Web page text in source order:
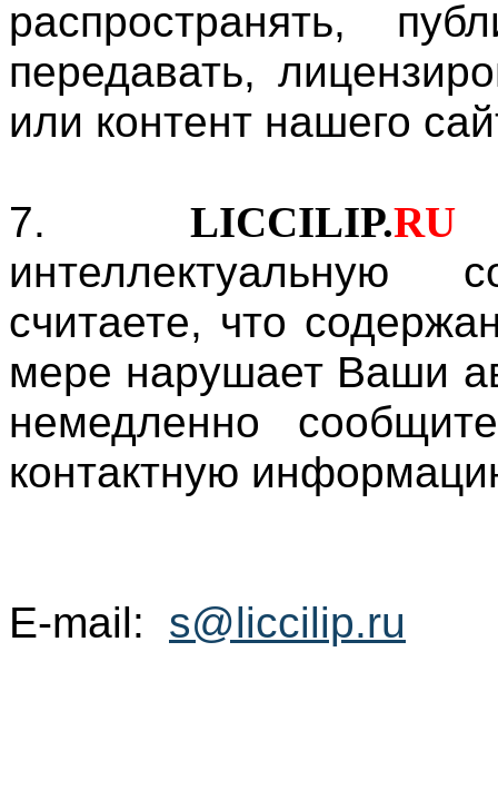
распространять,
передавать,
или контент нашего
7. LICCILIP.RU
интеллектуальную
считаете, что
мере нарушает Ваши
немедленно
контактную
Е-mail: s@liccilip.ru